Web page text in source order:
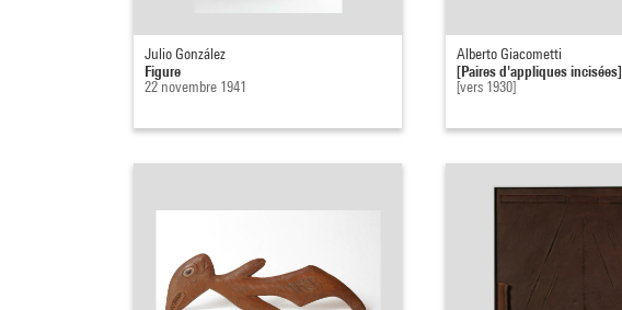
Julio González
Figure
22 novembre 1941
Alberto Giacometti
[Paires d'appliques incisées]
[vers 1930]